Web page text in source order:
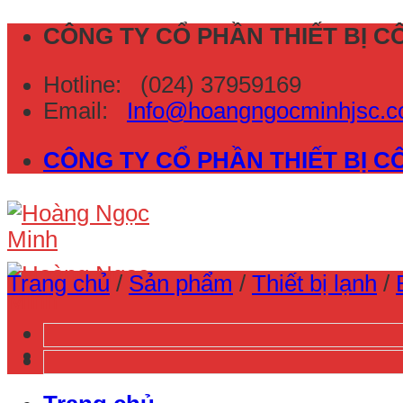
Skip
content
CÔNG TY CỔ PHẦN THIẾT BỊ
Hotline: (024) 37959169
Email:
CÔNG TY CỔ PHẦN THIẾT BỊ
Trang chủ / Sản phẩm / Thiết bị lạnh /